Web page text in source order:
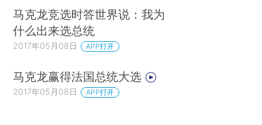
马克龙竞选时答世界说：我为
什么出来选总统
2017年05月08日 APP打开
马克龙赢得法国总统大选
2017年05月08日 APP打开